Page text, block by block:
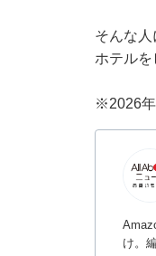
そんな
ホテルを
※2026年
け。